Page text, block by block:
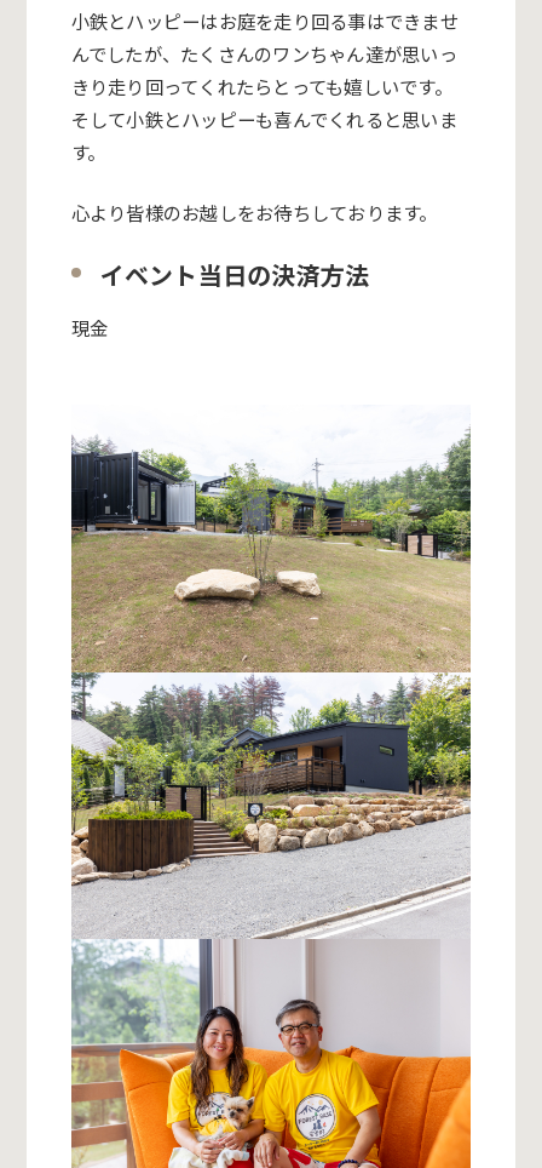
小鉄とハッピーはお庭を走り回る事はできませ
んでしたが、たくさんのワンちゃん達が思いっ
きり走り回ってくれたら とっても嬉しいです。
そして小鉄とハッピーも喜んでくれると思いま
す。
心より皆様のお越しをお待ちしております。
イベント当日の決済方法
現金